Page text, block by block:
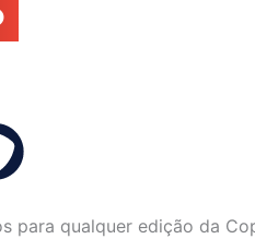
para qualquer edição da